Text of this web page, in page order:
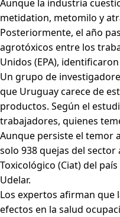
Aunque la industria
metidation, metomilo y
Posteriormente, el año
agrotóxicos entre los
Unidos (EPA),
Un grupo de
que Uruguay carece de
productos. Según el
trabajadores, quienes
Aunque persiste el temor
solo 938 quejas del
Toxicológico (Ciat) del
Udelar.
Los expertos afirman que
efectos en la salud